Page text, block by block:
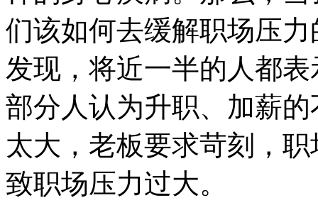
们该如何去缓解职场压力
发现，将近一半的人都
部分人认为升职、加薪
太大，老板要求苛刻，
致职场压力过大。